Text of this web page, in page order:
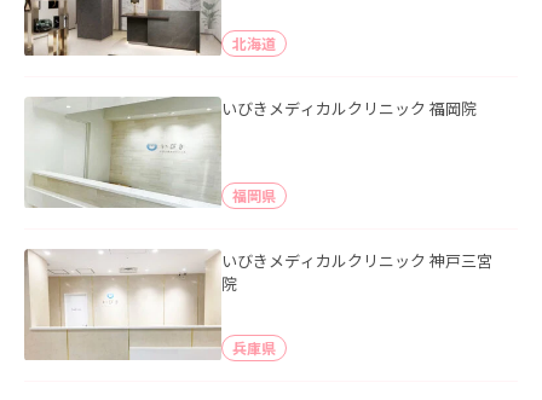
北海道
いびきメディカルクリニック 福岡院
福岡県
いびきメディカルクリニック 神戸三宮
院
兵庫県